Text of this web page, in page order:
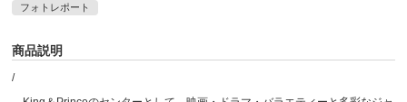
フォトレポート
商品説明
/